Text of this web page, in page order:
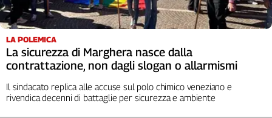
LA POLEMICA
La sicurezza di Marghera nasce dalla
contrattazione, non dagli slogan o allarmismi
Il sindacato replica alle accuse sul polo chimico veneziano e
rivendica decenni di battaglie per sicurezza e ambiente